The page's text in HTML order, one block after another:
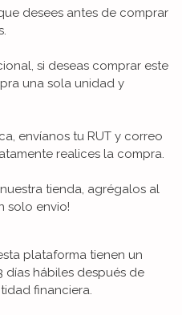
desees antes de comprar
si deseas comprar este
una sola unidad y
envíanos tu RUT y correo
realices la compra.
tienda, agrégalos al
solo envio!
plataforma tienen un
hábiles después de
financiera.